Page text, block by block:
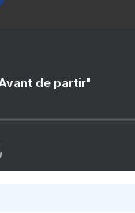
de partir"